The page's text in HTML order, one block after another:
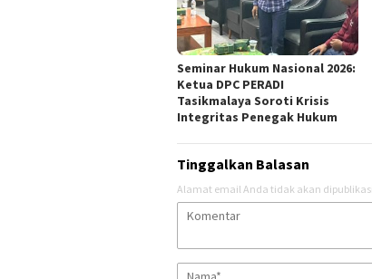
Seminar Hukum Nasional 2026:
Ketua DPC PERADI
Tasikmalaya Soroti Krisis
Integritas Penegak Hukum
Tinggalkan Balasan
Alamat email Anda tidak akan